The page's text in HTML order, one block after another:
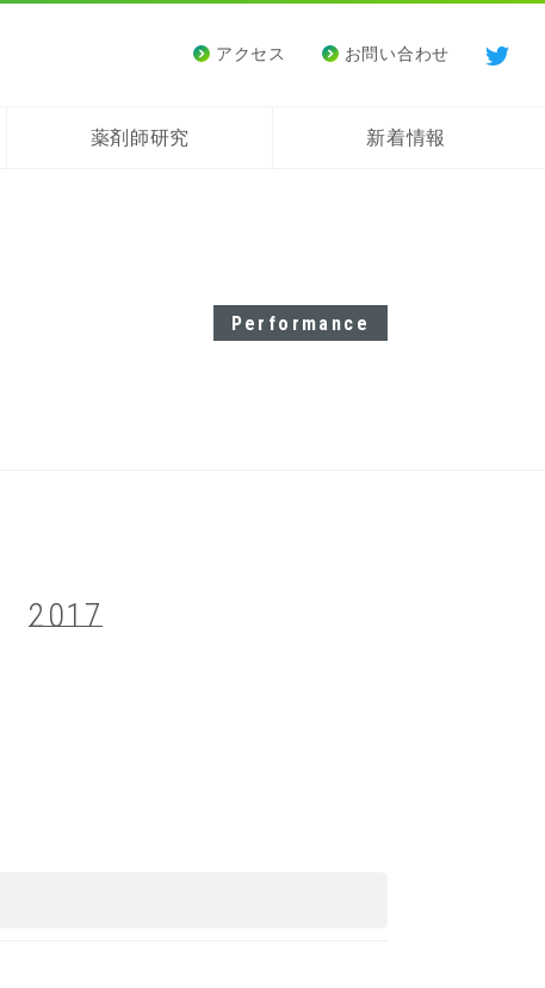
アクセス お問い合わせ
薬剤師研究 新着情報
Performance
2017